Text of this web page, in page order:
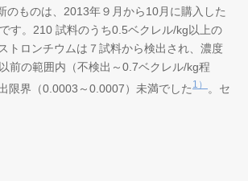
のものは、2013年９月から10月に購入した
す。210 試料のうち0.5ベクレル/kg以上の
トロンチウムは７試料から検出され、濃度
前の範囲内（不検出～0.7ベクレル/kg程
限界（0.0003～0.0007）未満でした 1）
。セ